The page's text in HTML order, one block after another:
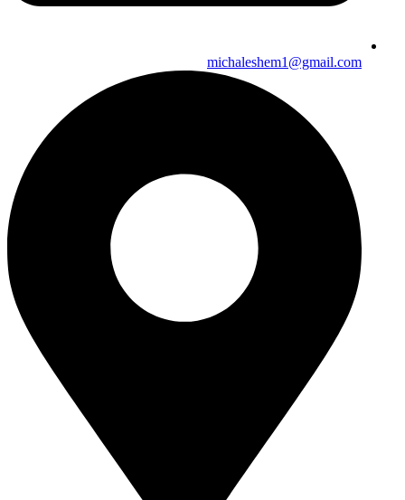
michaleshem1@gmail.com